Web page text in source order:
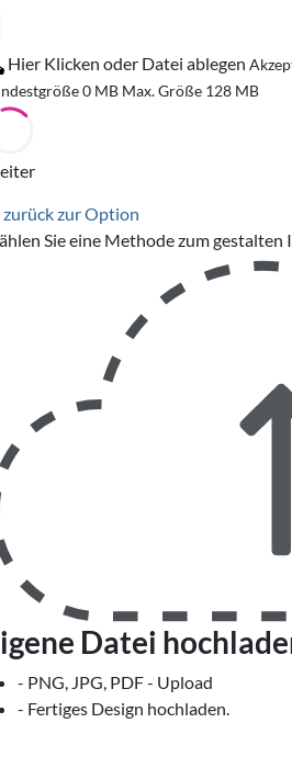
Hier Klicken oder Datei ablegen
0 MB Max. Größe 128 MB
zur Option
Sie eine Methode zum gestalten
Datei
- PNG, JPG, PDF - Upload
- Fertiges Design hochladen.